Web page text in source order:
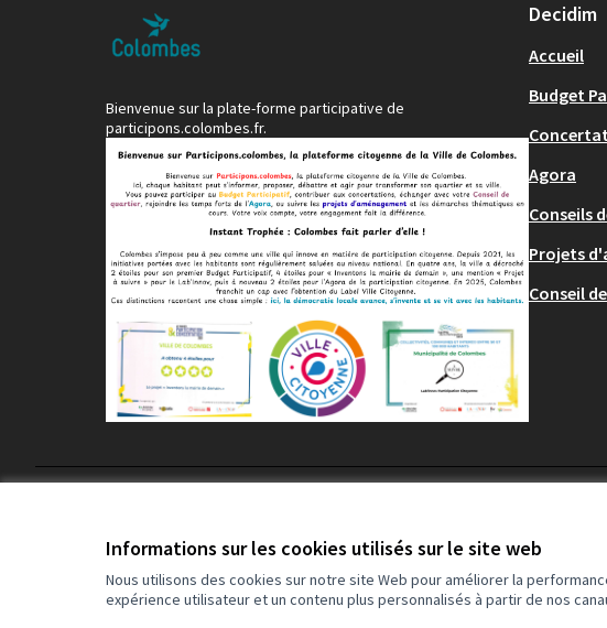
Informations sur les cookies utilisés sur le site web
Nous utilisons des cookies sur notre site Web pour améliorer la
expérience utilisateur et un contenu plus personnalisés à partir de nos
Bienvenue sur la plate-forme participative de
participons.colombes.fr.
Decidim
Accueil
Budget
Agora
Conseils
Projets
Conseil